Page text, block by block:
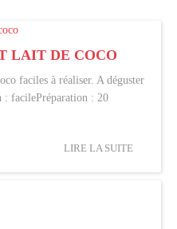
LAIT DE COCO
faciles à réaliser. A déguster
: facilePréparation : 20
LIRE LA SUITE